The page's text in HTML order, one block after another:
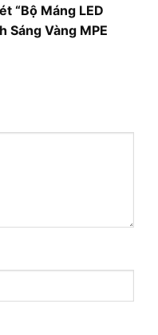
“Bộ Máng LED
Sáng Vàng MPE